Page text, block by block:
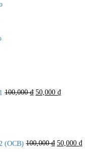
100,000₫ là:
50,000 ₫tại
(OCB) 100,000₫ là:
50,000 ₫tại